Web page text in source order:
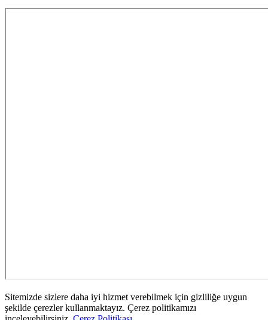
Sitemizde sizlere daha iyi hizmet verebilmek için gizliliğe uygun
şekilde çerezler kullanmaktayız. Çerez politikamızı